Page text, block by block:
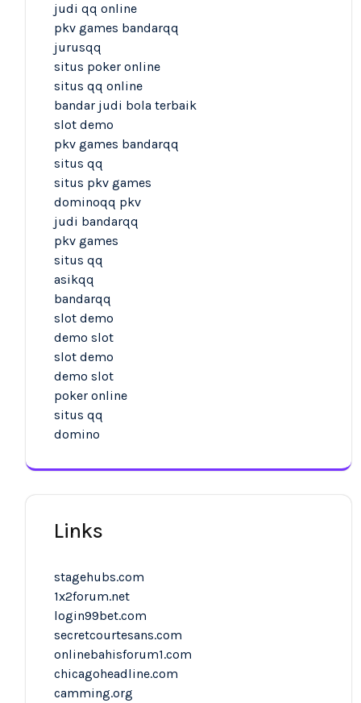
judi qq online
pkv games bandarqq
jurusqq
situs poker online
situs qq online
bandar judi bola terbaik
slot demo
pkv games bandarqq
situs qq
situs pkv games
dominoqq pkv
judi bandarqq
pkv games
situs qq
asikqq
bandarqq
slot demo
demo slot
slot demo
demo slot
poker online
situs qq
domino
Links
stagehubs.com
1x2forum.net
login99bet.com
secretcourtesans.com
onlinebahisforum1.com
chicagoheadline.com
camming.org